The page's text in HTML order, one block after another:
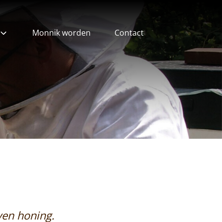
Monnik worden Contact
honing.